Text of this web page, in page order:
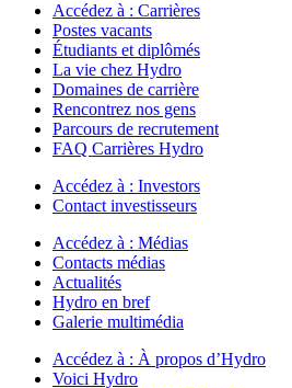
Accédez à : Carrières
Postes vacants
Étudiants et diplômés
La vie chez Hydro
Domaines de carrière
Rencontrez nos gens
Parcours de recrutement
FAQ Carrières Hydro
Accédez à : Investors
Contact investisseurs
Accédez à : Médias
Contacts médias
Actualités
Hydro en bref
Galerie multimédia
Accédez à : À propos d’Hydro
Voici Hydro